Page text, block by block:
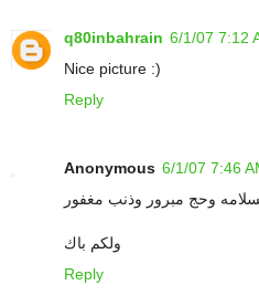
q80inbahrain 6/1/07 7:12
Nice picture :)
Reply
Anonymous 6/1/07 7:46
وحج مبرور وذنب مغفور
ولكم باك
Reply